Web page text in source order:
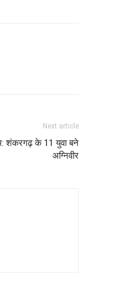
Next article
शंकरगढ़ के 11 युवा बने
अग्निवीर